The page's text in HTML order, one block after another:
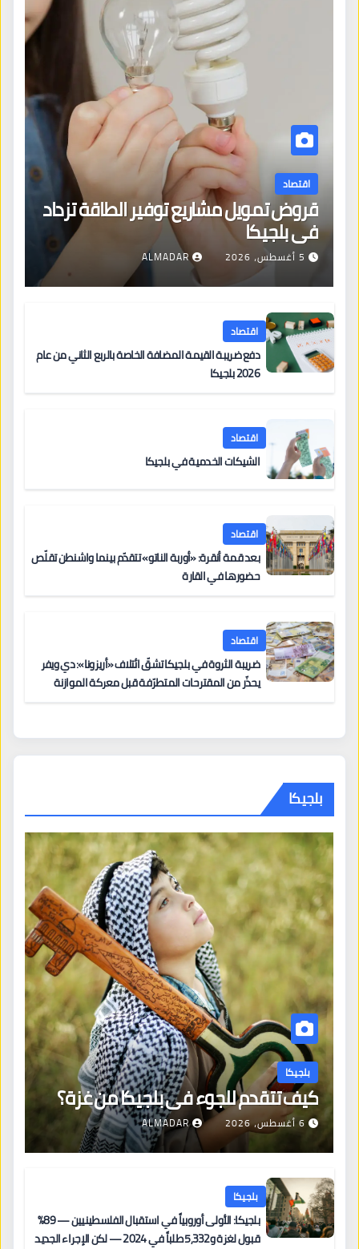
اقتصاد
قروض تمويل مشاريع توفير الطاقة تزداد
في بلجيكا
5 أغسطس، 2026 ALMADAR
اقتصاد
دفع ضريبة القيمة المضافة الخاصة بالربع الثاني من عام
2026 بلجيكا
اقتصاد
الشيكات الخدمية في بلجيكا
اقتصاد
بعد قمة أنقرة: «أوربة الناتو» تتقدّم بينما واشنطن تقلّص
حضورها في القارة
اقتصاد
ضريبة الثروة في بلجيكا تشقّ ائتلاف «أريزونا»: دي ويفر
يحذّر من المقترحات المتطرّفة قبل معركة الموازنة
بلجيكا
بلجيكا
كيف تتقدم للجوء في بلجيكا من غزة؟
6 أغسطس، 2026 ALMADAR
بلجيكا
بلجيكا: الأولى أوروبياً في استقبال الفلسطينيين — 89%
قبول لغزة و5,332 طلباً في 2024 — لكن الإجراء الجديد